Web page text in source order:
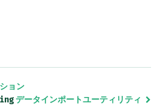
ョン
データインポートユーティリティ